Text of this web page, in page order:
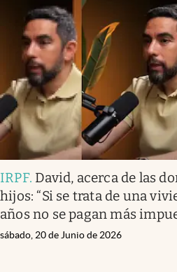
IRPF. David, acerca de las
hijos: “Si se trata de una
años no se pagan más
sábado, 20 de Junio de 2026